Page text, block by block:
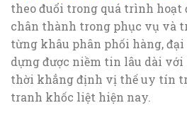
theo đuổi trong quá trình hoạt
chân thành trong phục vụ và
từng khâu phân phối hàng,
dựng được niềm tin lâu dài với
thời khẳng định vị thế uy tín
tranh khốc liệt hiện nay.